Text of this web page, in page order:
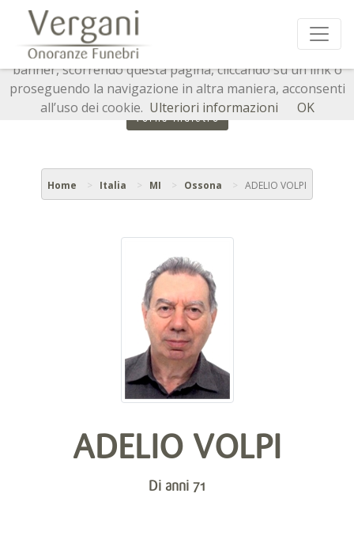
Torna indietro
Home Italia MI Ossona ADELIO VOLPI
ADELIO VOLPI
Di anni 71
Questo sito o gli strumenti terzi da questo utilizzati si
avvalgono di cookie necessari al funzionamento ed utili
alle finalità illustrate nella cookie policy. Chiudendo questo
banner, scorrendo questa pagina, cliccando su un link o
proseguendo la navigazione in altra maniera, acconsenti
all’uso dei cookie. Ulteriori informazioni OK